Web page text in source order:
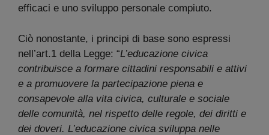
efficaci e uno sviluppo personale compiuto.
Ciò nonostante, i principi di base sono espressi
nell’art.1 della Legge: “L’educazione civica
contribuisce a formare cittadini responsabili e attivi
e a promuovere la partecipazione piena e
consapevole alla vita civica, culturale e sociale
delle comunità, nel rispetto delle regole, dei diritti e
dei doveri. L’educazione civica sviluppa nelle